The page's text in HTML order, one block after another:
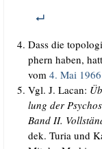
Dass die
phern haben,
vom4. Mai 1966
Vgl. J. Lacan:
lung der
Band II.
dek. Turia und